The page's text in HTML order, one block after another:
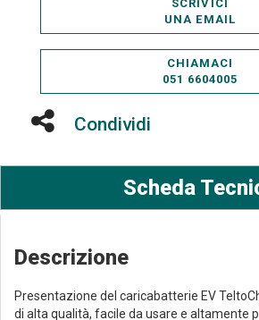
SCRIVICI
UNA EMAIL
CHIAMACI
051 6604005
Condividi
Scheda
Descrizione
Presentazione del caricabatterie EV
di alta qualità, facile da usare e altamente